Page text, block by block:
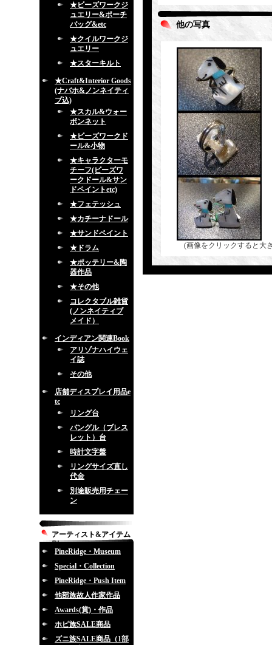
★ビーズワークジ
ュエリー&ポーチ
バッグ&etc
★クイルワークジ
ュエリー
★スターキルト
★Craft&Interior Goods
(ナバホ&ノンネイティ
ブ込)
★スカル&ウォー
ボンネット
★ビーズワークド
ール&小物
★キャラクターモ
チーフ(ビーズワ
ークドール&サン
ドペイントetc)
★フェテッシュ
★カチーナドール
★サンドペイント
★ドラム
★ポッテリー&陶
器作品
★その他
コレクタブル雑貨
(ノンネイティブ
メイド）
インディアン関連Book
アリゾナハイウェ
イ誌
その他
店舗ディスプレイ用品e
tc
リング台
バングル（ブレス
レット）台
時計文字盤
リングサイズ直し
代金
別途販売用チェー
ン
アーティスト&アイテム
別
PineRidge・Museum
Special・Collection
PineRidge・Push Item
他部族故人作家作品
Awards(賞)・作品
ホピ族SALE商品
ズニ族SALE商品（1部
他の写真
(画像をクリックすると大